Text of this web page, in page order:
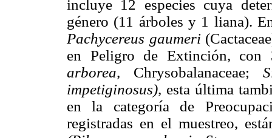
incluye 12 especies cuya
género (11 árboles y 1 liana).
Pachycereus gaumeri
en Peligro de Extinción, con
arborea, Chrysobalanaceae;
impetiginosus), esta última
en la categoría de
registradas en el muestreo,